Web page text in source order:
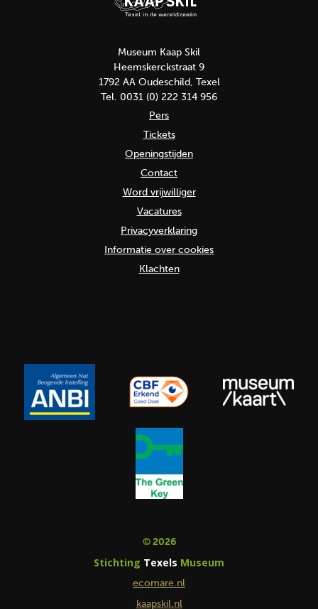
Museum Kaap Skil
Heemskerckstraat 9
1792 AA Oudeschild, Texel
Tel. 0031 (0) 222 314 956
Pers
Tickets
Openingstijden
Contact
Word vrijwilliger
Vacatures
Privacyverklaring
Informatie over cookies
Klachten
© 2026
Stichting Texels Museum
ecomare.nl
kaapskil.nl